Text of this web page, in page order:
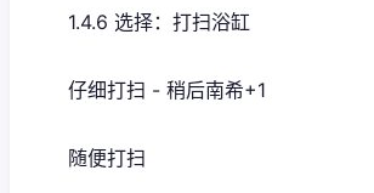
1.4.6 选择：打扫浴缸
仔细打扫 - 稍后南希+1
随便打扫